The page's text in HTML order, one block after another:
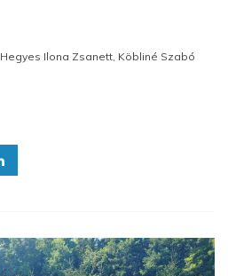
Hegyes Ilona Zsanett, Köbliné Szabó